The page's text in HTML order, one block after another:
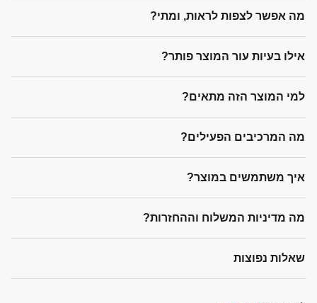
מה אפשר לצפות לראות, ומתי?
אילו בעיות עור המוצר פותר?
למי המוצר הזה מתאים?
מה המרכיבים הפעילים?
איך משתמשים במוצר?
מה מדיניות המשלוח וההחזרות?
שאלות נפוצות